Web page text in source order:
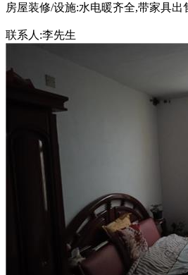
房屋装修/设施:水电暖齐全,带家具
联系人:李先生